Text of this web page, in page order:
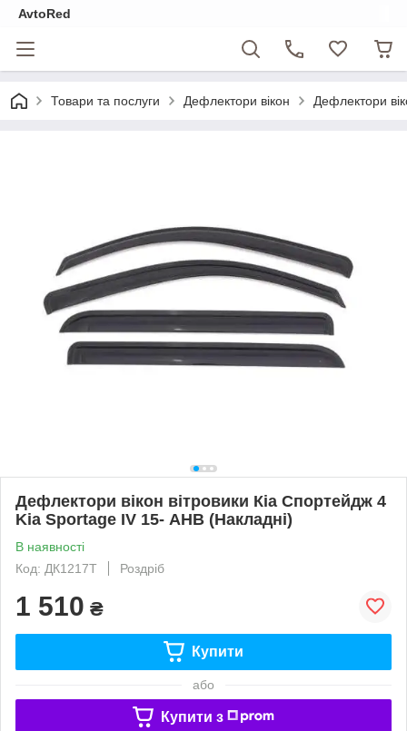
AvtoRed
Товари та послуги Дефлектори вікон Дефлектори
Дефлектори вікон вітровики Кіа Спортейдж 4
Kia Sportage IV 15- АНВ (Накладні)
В наявності
Код: ДК1217T
Роздріб
1 510 ₴
Купити
або
Купити з